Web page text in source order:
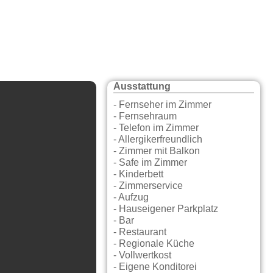
Ausstattung
- Fernseher im Zimmer
- Fernsehraum
- Telefon im Zimmer
- Allergikerfreundlich
- Zimmer mit Balkon
- Safe im Zimmer
- Kinderbett
- Zimmerservice
- Aufzug
- Hauseigener Parkplatz
- Bar
- Restaurant
- Regionale Küche
- Vollwertkost
- Eigene Konditorei